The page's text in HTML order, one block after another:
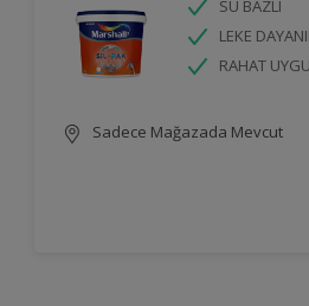
SU BAZLI
LEKE
RAHAT
Sadece Mağazada Mevcut